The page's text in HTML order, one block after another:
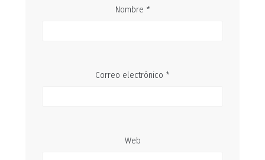
Nombre *
Correo electrónico *
Web